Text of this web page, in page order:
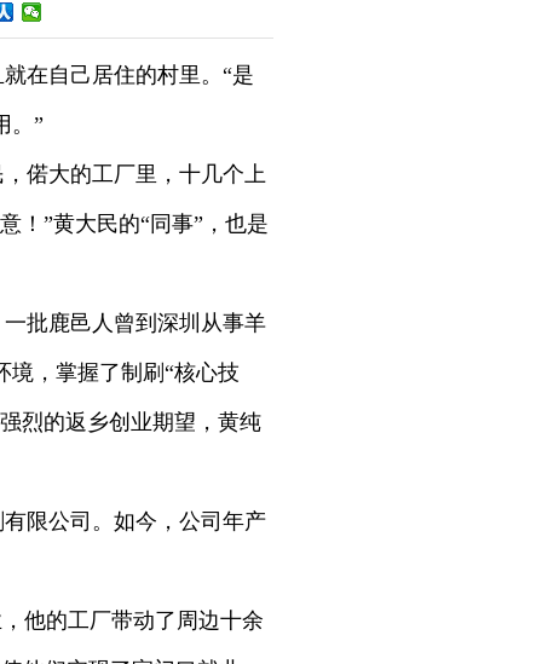
在自己居住的村里。“是
。”
偌大的工厂里，十几个上
！”黄大民的“同事”，也是
批鹿邑人曾到深圳从事羊
，掌握了制刷“核心技
烈的返乡创业期望，黄纯
限公司。如今，公司年产
他的工厂带动了周边十余